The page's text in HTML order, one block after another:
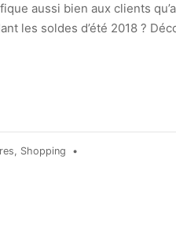
aussi bien aux clients
les soldes d’été 2018 ?
, Shopping •